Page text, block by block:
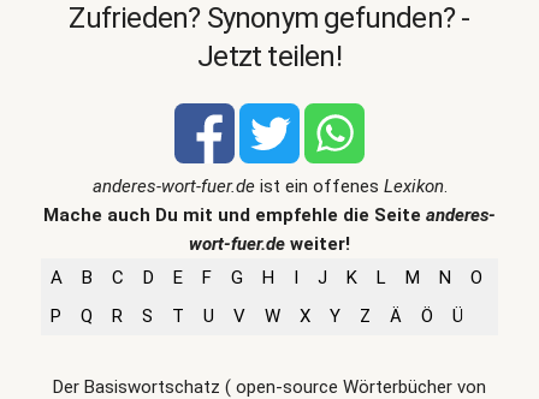
Zufrieden? Synonym gefunden? -
Jetzt teilen!
anderes-wort-fuer.deist ein offenes Lexikon.
Mache auch Du mit und empfehle die Seite anderes-
wort-fuer.de weiter!
A
B C D E F G H I J K L M N
O
P
Q R S T U V W X Y Z Ä Ö Ü
Der Basiswortschatz ( open-source Wörterbücher von